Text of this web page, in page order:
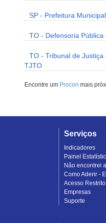
SP - Prefeitura
TO - Defensoria
TO - Tribunal de Justiça
TJTO
Encontre um Procon mais
Serviços
Indicadores
Painel
Não encontrei
Como Aderir -
Acesso
Empresas
Suporte